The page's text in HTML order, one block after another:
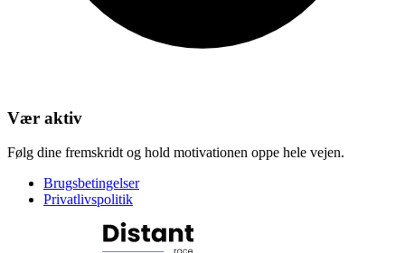
Vær aktiv
Følg dine fremskridt og hold motivationen oppe hele vejen.
Brugsbetingelser
Privatlivspolitik